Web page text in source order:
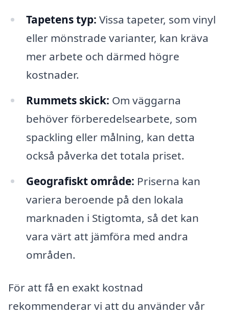
Tapetens typ: Vissa tapeter, som vinyl
eller mönstrade varianter, kan kräva
mer arbete och därmed högre
kostnader.
Rummets skick: Om väggarna
behöver förberedelsearbete, som
spackling eller målning, kan detta
också påverka det totala priset.
Geografiskt område: Priserna kan
variera beroende på den lokala
marknaden i Stigtomta, så det kan
vara värt att jämföra med andra
områden.
För att få en exakt kostnad
rekommenderar vi att du använder vår